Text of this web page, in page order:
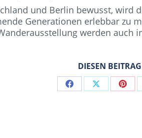
und Berlin bewusst, wird
Generationen erlebbar zu
werden auch
DIESEN
Share Share